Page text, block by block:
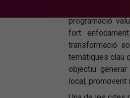
programació
fort
transformació
temàtiques clau
objectiu
local,